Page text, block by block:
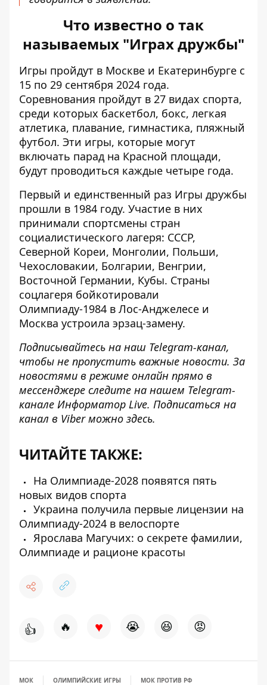
Что известно о так
называемых "Играх дружбы"
Игры пройдут в Москве и Екатеринбурге с
15 по 29 сентября 2024 года.
Соревнования пройдут в 27 видах спорта,
среди которых баскетбол, бокс, легкая
атлетика, плавание, гимнастика, пляжный
футбол. Эти игры, которые могут
включать парад на Красной площади,
будут проводиться каждые четыре года.
Первый и единственный раз Игры дружбы
прошли в 1984 году. Участие в них
принимали спортсмены стран
социалистического лагеря: СССР,
Северной Кореи, Монголии, Польши,
Чехословакии, Болгарии, Венгрии,
Восточной Германии, Кубы. Страны
соцлагеря бойкотировали
Олимпиаду-1984 в Лос-Анджелесе и
Москва устроила эрзац-замену.
Подписывайтесь на наш Telegram-канал,
чтобы не пропустить важные новости. За
новостями в режиме онлайн прямо в
мессенджере следите на нашем Telegram-
канале Информатор Live. Подписаться на
канал в Viber можно здесь.
ЧИТАЙТЕ ТАКЖЕ:
На Олимпиаде-2028 появятся пять
новых видов спорта
Украина получила первые лицензии на
Олимпиаду-2024 в велоспорте
Ярослава Магучих: о секрете фамилии,
Олимпиаде и рационе красоты
👍 🔥 ♥ 😭 😆 😡
МОК ОЛИМПИЙСКИЕ ИГРЫ МОК ПРОТИВ РФ